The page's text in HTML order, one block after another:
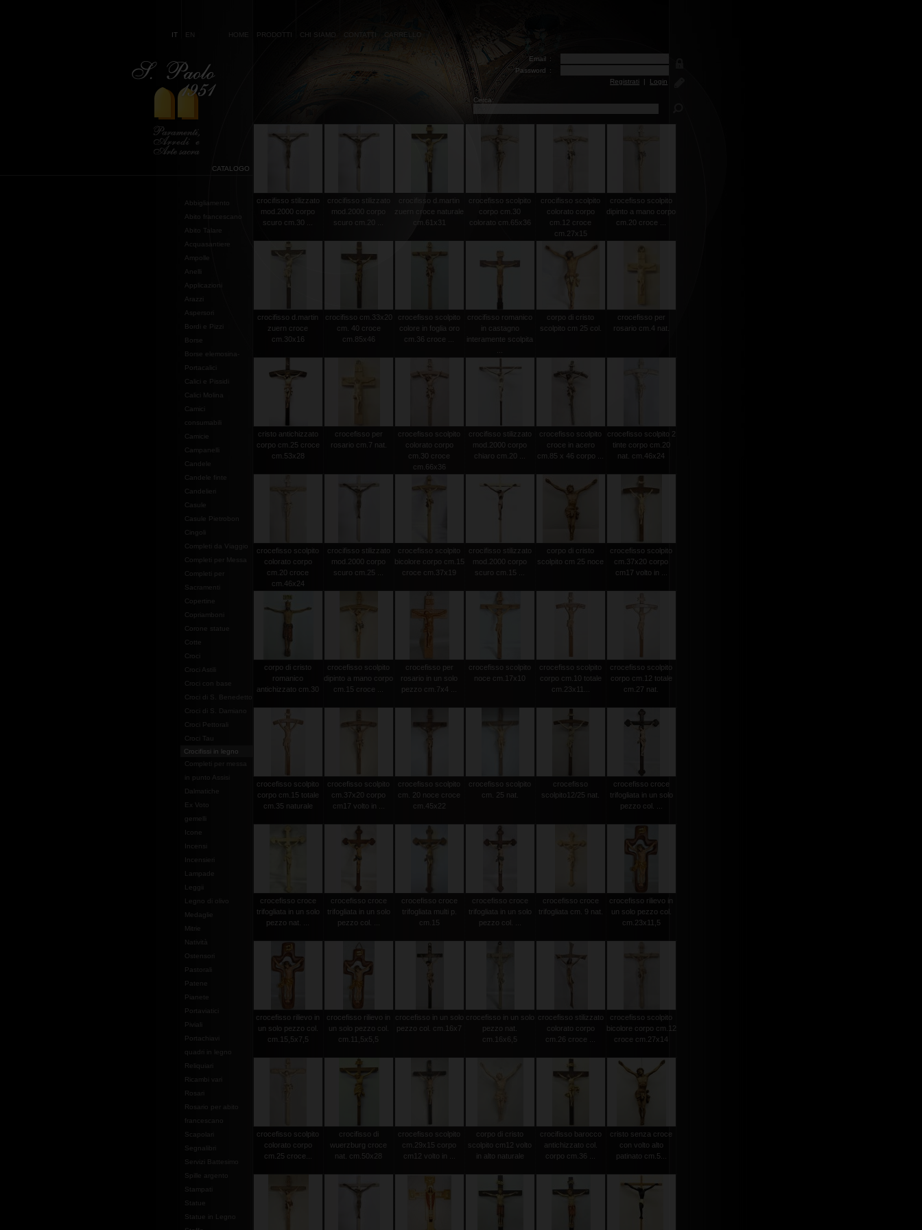
IT EN HOME PRODOTTI CHI SIAMO CONTATTI
Email :
Password
:
Registrati | Login
Cerca:
CATALOGO
Abbigliamento
Abito francescano
Abito Talare
Acquasantiere
Ampolle
Anelli
Applicazioni
Arazzi
Aspersori
Bordi e Pizzi
Borse
Borse elemosina-
Portacalici
Calici e Pissidi
Calici Molina
Camici
consumabili
Camicie
Campanelli
Candele
Candele finte
Candelieri
Casule
Casule Pietrobon
Cingoli
Completi da Viaggio
Completi per Messa
Completi per
Sacramenti
Copertine
Copriamboni
Corone statue
Cotte
Croci
Croci Astili
Croci con base
Croci di S. Benedetto
Croci di S. Damiano
Croci Pettorali
Croci Tau
Crocifissi in legno
Completi per messa
in punto Assisi
Dalmatiche
Ex Voto
gemelli
Icone
Incensi
Incensieri
Lampade
Leggii
Legno di olivo
Medaglie
Mitrie
Natività
Ostensori
Pastorali
Patene
Pianete
Portaviatici
Piviali
Portachiavi
quadri in legno
Reliquiari
Ricambi vari
Rosari
Rosario per abito
francescano
Scapolari
Segnalibri
Servizi Battesimo
Spille argento
Stampati
Statue
Statue in Legno
crocifisso stilizzato
mod.2000 corpo
scuro cm.30 ...
crocifisso stilizzato
mod.2000 corpo
scuro cm.20 ...
crocifisso d.martin
zuern croce naturale
cm.61x31
crocefisso scolpito
corpo cm.30
colorato cm.65x36
crocifisso scolpito
colorato corpo
cm.12 croce
cm.27x15
crocefisso scolpito
dipinto a mano corpo
cm.20 croce ...
crocifisso d.martin
zuern croce
cm.30x16
crocifisso cm.33x20
cm. 40 croce
cm.85x46
crocefisso scolpito
colore in foglia oro
cm.36 croce ...
crocifisso romanico
in castagno
interamente scolpita
corpo di cristo
scolpito cm 25 col.
crocefisso per
rosario cm.4 nat.
cristo antichizzato
corpo cm.25 croce
cm.53x28
crocefisso per
rosario cm.7 nat.
crocefisso scolpito
colorato corpo
cm.30 croce
cm.66x36
crocifisso stilizzato
mod.2000 corpo
chiaro cm.20 ...
crocefisso scolpito
croce in acero
cm.85 x 46 corpo ...
crocefisso scolpito 2
tinte corpo cm.20
nat. cm.46x24
crocefisso scolpito
colorato corpo
cm.20 croce
cm.46x24
crocifisso stilizzato
mod.2000 corpo
scuro cm.25 ...
crocefisso scolpito
bicolore corpo cm.15
croce cm.37x19
crocifisso stilizzato
mod.2000 corpo
scuro cm.15 ...
corpo di cristo
scolpito cm 25 noce
crocefisso scolpito
cm.37x20 corpo
cm17 volto in ...
corpo di cristo
romanico
antichizzato cm.30
crocefisso scolpito
dipinto a mano corpo
cm.15 croce ...
crocefisso per
rosario in un solo
pezzo cm.7x4 ...
crocefisso scolpito
noce cm.17x10
crocefisso scolpito
corpo cm.10 totale
cm.23x11...
crocefisso scolpito
corpo cm.12 totale
cm.27 nat.
crocefisso scolpito
corpo cm.15 totale
cm.35 naturale
crocefisso scolpito
cm.37x20 corpo
cm17 volto in ...
crocefisso scolpito
cm. 20 noce croce
cm.45x22
crocefisso scolpito
cm. 25 nat.
crocefisso
scolpito12/25 nat.
crocefisso croce
trifogliata in un solo
pezzo col. ...
crocefisso croce
trifogliata in un solo
pezzo nat. ...
crocefisso croce
trifogliata in un solo
pezzo col. ...
crocefisso croce
trifogliata multi p.
cm.15
crocefisso croce
trifogliata in un solo
pezzo col. ...
crocefisso croce
trifogliata cm. 9 nat.
crocefisso rilievo in
un solo pezzo col.
cm.23x11,5
crocefisso rilievo in
un solo pezzo col.
cm.15,5x7,5
crocefisso rilievo in
un solo pezzo col.
cm.11,5x5,5
crocefisso in un solo
pezzo col. cm.16x7
crocefisso in un solo
pezzo nat.
cm.16x6,5
crocefisso stilizzato
colorato corpo
cm.26 croce ...
crocefisso scolpito
bicolore corpo cm.12
croce cm.27x14
crocefisso scolpito
colorato corpo
cm.25 croce...
crocifisso di
wuerzburg croce
nat. cm.50x28
crocefisso scolpito
cm.29x15 corpo
cm12 volto in ...
corpo di cristo
scolpito cm12 volto
in alto naturale
crocifisso barocco
antichizzato col.
corpo cm.36 ...
cristo senza croce
con volto alto
patinato cm.5...